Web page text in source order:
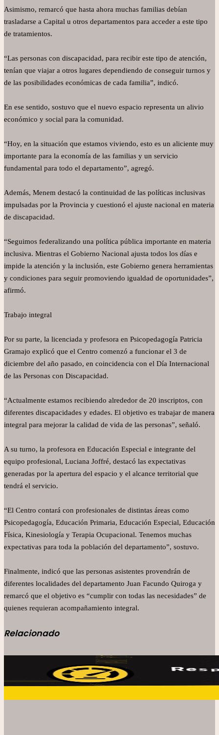
Asimismo, remarcó que hasta ahora muchas familias debían
trasladarse a Capital u otros departamentos para acceder a este tipo
de tratamientos.
“Las personas con discapacidad, para recibir este tipo de atención,
tenían que viajar a otros lugares dependiendo de conseguir turnos y
de las posibilidades económicas de cada familia”, indicó.
En ese sentido, sostuvo que el nuevo espacio representa un alivio
económico y social para la comunidad.
“Hoy, en la situación que estamos viviendo, esto es un aliciente muy
importante para la economía de las familias y un servicio
fundamental para todo el departamento”, agregó.
Además, Menem destacó la continuidad de las políticas inclusivas
impulsadas por la Provincia y cuestionó el ajuste nacional en materia
de discapacidad.
“Seguimos federalizando una política pública importante en materia
inclusiva. Mientras el Gobierno Nacional ajusta todos los días e
impide la atención y la inclusión, este Gobierno genera herramientas
y condiciones para seguir promoviendo igualdad de oportunidades”,
afirmó.
Trabajo integral
Por su parte, la licenciada y profesora en Psicopedagogía Patricia
Gramajo explicó que el Centro comenzó a funcionar el 3 de
diciembre del año pasado, en coincidencia con el Día Internacional
de las Personas con Discapacidad.
“Actualmente estamos recibiendo alrededor de 20 inscriptos, con
diferentes discapacidades y edades. El objetivo es trabajar de manera
integral para mejorar la calidad de vida de las personas”, señaló.
A su turno, la profesora en Educación Especial e integrante del
equipo profesional, Luciana Joffré, destacó las expectativas
generadas por la apertura del espacio y el alcance territorial que
tendrá el servicio.
“El Centro contará con profesionales de distintas áreas como
Psicopedagogía, Educación Primaria, Educación Especial, Educación
Física, Kinesiología y Terapia Ocupacional. Tenemos muchas
expectativas para toda la población del departamento”, sostuvo.
Finalmente, indicó que las personas asistentes provendrán de
diferentes localidades del departamento Juan Facundo Quiroga y
remarcó que el objetivo es “cumplir con todas las necesidades” de
quienes requieran acompañamiento integral.
Relacionado